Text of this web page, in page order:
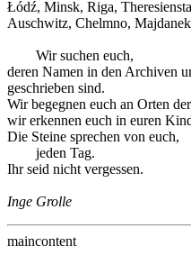
Łódź, Minsk, Riga,
Auschwitz, Chelmno,
Wir suchen euch,
deren Namen in den Archiven
geschrieben sind.
Wir begegnen euch an Orten
wir erkennen euch in euren
Die Steine sprechen von euch,
jeden Tag.
Ihr seid nicht vergessen.
Inge Grolle
maincontent